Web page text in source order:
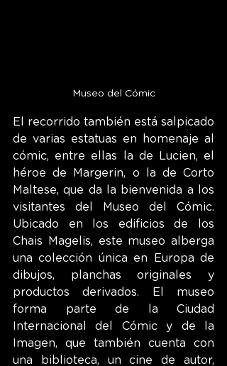
Museo del Cómic
El recorrido también está salpicado
de varias estatuas en homenaje al
cómic, entre ellas la de Lucien, el
héroe de Margerin, o la de Corto
Maltese, que da la bienvenida a los
visitantes del Museo del Cómic.
Ubicado en los edificios de los
Chais Magelis, este museo alberga
una colección única en Europa de
dibujos, planchas originales y
productos derivados. El museo
forma parte de la Ciudad
Internacional del Cómic y de la
Imagen, que también cuenta con
una biblioteca, un cine de autor,